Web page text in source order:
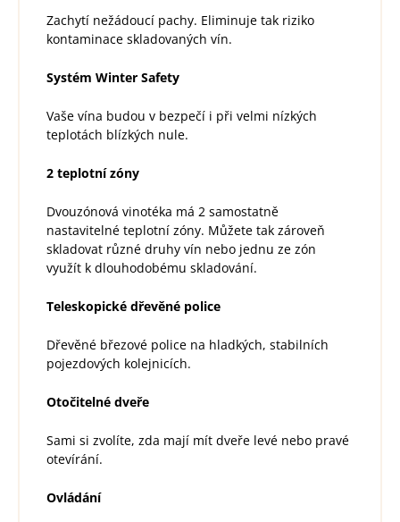
Zachytí nežádoucí pachy. Eliminuje tak riziko
kontaminace skladovaných vín.
Systém Winter Safety
Vaše vína budou v bezpečí i při velmi nízkých
teplotách blízkých nule.
2 teplotní zóny
Dvouzónová vinotéka má 2 samostatně
nastavitelné teplotní zóny. Můžete tak zároveň
skladovat různé druhy vín nebo jednu ze zón
využít k dlouhodobému skladování.
Teleskopické dřevěné police
Dřevěné březové police na hladkých, stabilních
pojezdových kolejnicích.
Otočitelné dveře
Sami si zvolíte, zda mají mít dveře levé nebo pravé
otevírání.
Ovládání